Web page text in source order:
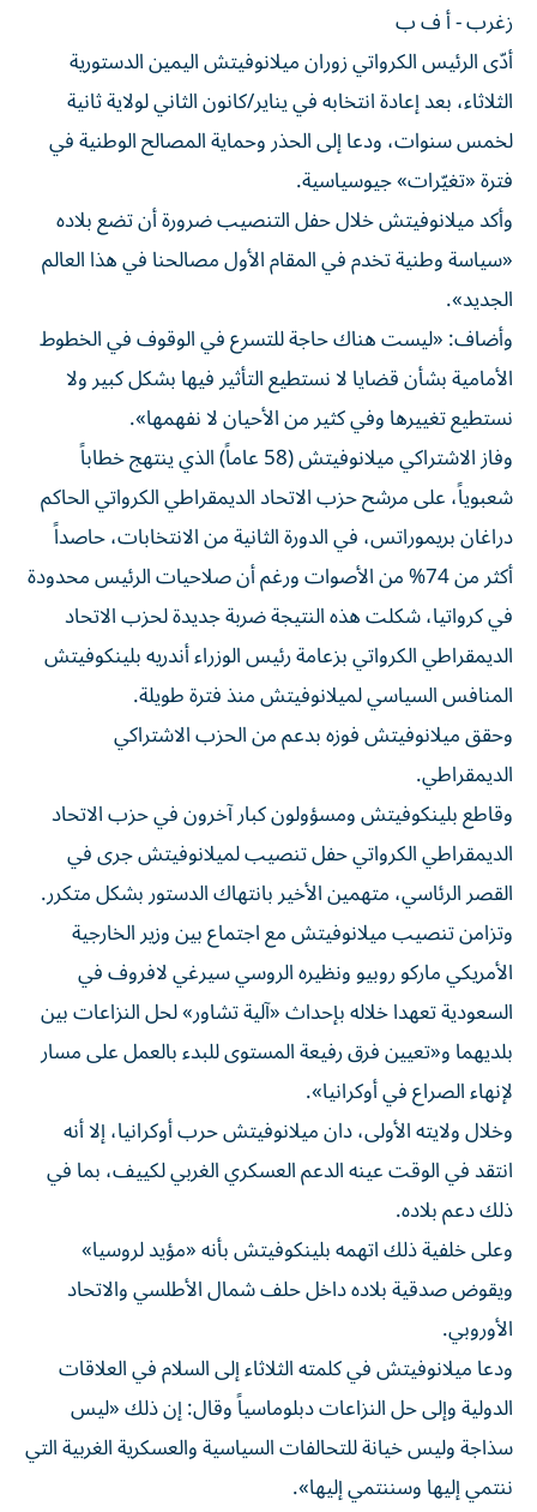
زغرب - أ ف ب
أدّى الرئيس الكرواتي زوران ميلانوفيتش اليمين الدستورية
الثلاثاء، بعد إعادة انتخابه في يناير/كانون الثاني لولاية ثانية
لخمس سنوات، ودعا إلى الحذر وحماية المصالح الوطنية في
فترة «تغيّرات» جيوسياسية.
وأكد ميلانوفيتش خلال حفل التنصيب ضرورة أن تضع بلاده
«سياسة وطنية تخدم في المقام الأول مصالحنا في هذا العالم
الجديد».
وأضاف: «ليست هناك حاجة للتسرع في الوقوف في الخطوط
الأمامية بشأن قضايا لا نستطيع التأثير فيها بشكل كبير ولا
نستطيع تغييرها وفي كثير من الأحيان لا نفهمها».
وفاز الاشتراكي ميلانوفيتش (58 عاماً) الذي ينتهج خطاباً
شعبوياً، على مرشح حزب الاتحاد الديمقراطي الكرواتي الحاكم
دراغان بريموراتس، في الدورة الثانية من الانتخابات، حاصداً
أكثر من 74% من الأصوات ورغم أن صلاحيات الرئيس محدودة
في كرواتيا، شكلت هذه النتيجة ضربة جديدة لحزب الاتحاد
الديمقراطي الكرواتي بزعامة رئيس الوزراء أندريه بلينكوفيتش
المنافس السياسي لميلانوفيتش منذ فترة طويلة.
وحقق ميلانوفيتش فوزه بدعم من الحزب الاشتراكي
الديمقراطي.
وقاطع بلينكوفيتش ومسؤولون كبار آخرون في حزب الاتحاد
الديمقراطي الكرواتي حفل تنصيب لميلانوفيتش جرى في
القصر الرئاسي، متهمين الأخير بانتهاك الدستور بشكل متكرر.
وتزامن تنصيب ميلانوفيتش مع اجتماع بين وزير الخارجية
الأمريكي ماركو روبيو ونظيره الروسي سيرغي لافروف في
السعودية تعهدا خلاله بإحداث «آلية تشاور» لحل النزاعات بين
بلديهما و«تعيين فرق رفيعة المستوى للبدء بالعمل على مسار
لإنهاء الصراع في أوكرانيا».
وخلال ولايته الأولى، دان ميلانوفيتش حرب أوكرانيا، إلا أنه
انتقد في الوقت عينه الدعم العسكري الغربي لكييف، بما في
ذلك دعم بلاده.
وعلى خلفية ذلك اتهمه بلينكوفيتش بأنه «مؤيد لروسيا»
ويقوض صدقية بلاده داخل حلف شمال الأطلسي والاتحاد
الأوروبي.
ودعا ميلانوفيتش في كلمته الثلاثاء إلى السلام في العلاقات
الدولية وإلى حل النزاعات دبلوماسياً وقال: إن ذلك «ليس
سذاجة وليس خيانة للتحالفات السياسية والعسكرية الغربية التي
ننتمي إليها وسننتمي إليها».